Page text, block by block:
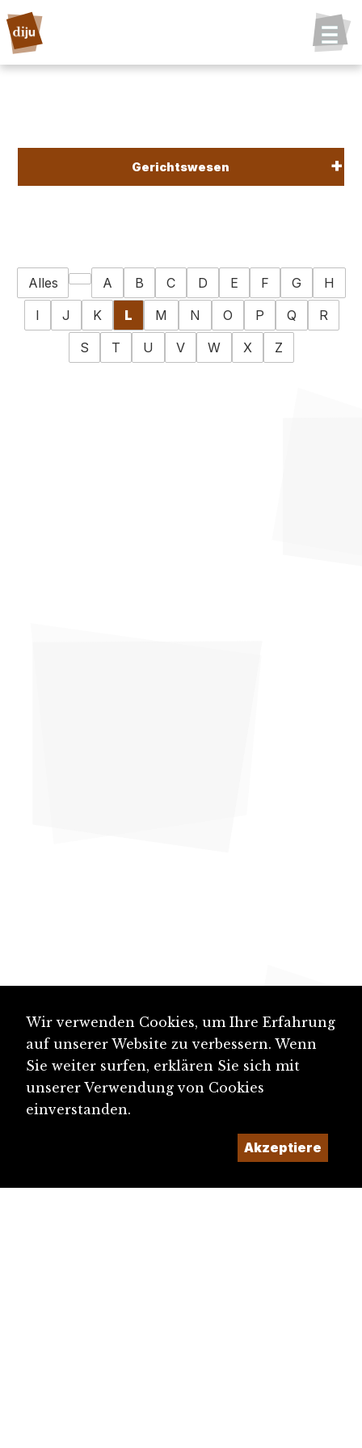
Gerichtswesen
Alles A B C D E F G
H
I
J K L M N O P Q
R
S
T U V W X Z
Wir verwenden Cookies, um Ihre Erfahrung
auf unserer Website zu verbessern. Wenn
Sie weiter surfen, erklären Sie sich mit
unserer Verwendung von Cookies
einverstanden.
Akzeptiere